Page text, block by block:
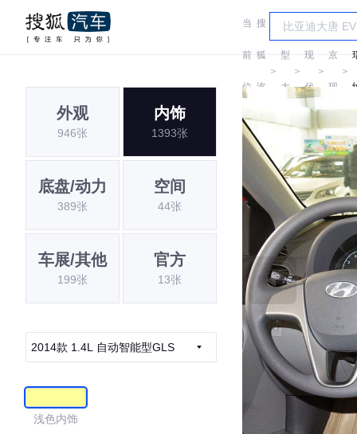
当
前
位
置:
搜
狐
汽
车
＞
车
型
大
＞
现
代
＞
北
京
现
＞
外观
946张
内饰
1393张
底盘/动力
389张
空间
44张
车展/其他
199张
官方
13张
2014款 1.4L 自动智能型GLS
浅色内饰